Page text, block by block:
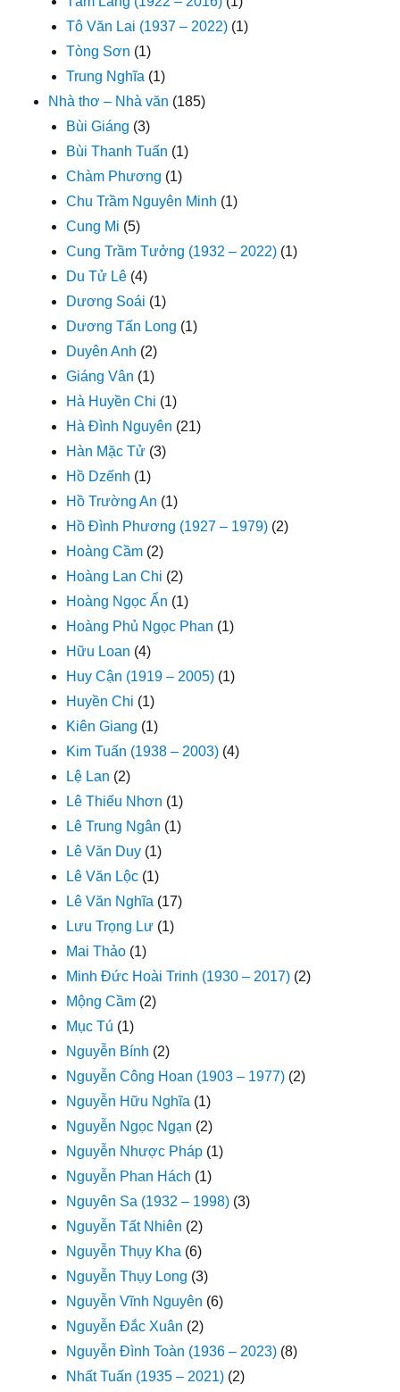
Tô Văn Lai (1937 – 2022) (1)
Tòng Sơn (1)
Trung Nghĩa (1)
Nhà thơ – Nhà văn (185)
Bùi Giáng (3)
Bùi Thanh Tuấn (1)
Chàm Phương (1)
Chu Trầm Nguyên Minh (1)
Cung Mi (5)
Cung Trầm Tưởng (1932 – 2022) (1)
Du Tử Lê (4)
Dương Soái (1)
Dương Tấn Long (1)
Duyên Anh (2)
Giáng Vân (1)
Hà Huyền Chi (1)
Hà Đình Nguyên (21)
Hàn Mặc Tử (3)
Hồ Dzếnh (1)
Hồ Trường An (1)
Hồ Đình Phương (1927 – 1979) (2)
Hoàng Cầm (2)
Hoàng Lan Chi (2)
Hoàng Ngọc Ẩn (1)
Hoàng Phủ Ngọc Phan (1)
Hữu Loan (4)
Huy Cận (1919 – 2005) (1)
Huyền Chi (1)
Kiên Giang (1)
Kim Tuấn (1938 – 2003) (4)
Lệ Lan (2)
Lê Thiếu Nhơn (1)
Lê Trung Ngân (1)
Lê Văn Duy (1)
Lê Văn Lộc (1)
Lê Văn Nghĩa (17)
Lưu Trọng Lư (1)
Mai Thảo (1)
Minh Đức Hoài Trinh (1930 – 2017) (2)
Mộng Cầm (2)
Mục Tú (1)
Nguyễn Bính (2)
Nguyễn Công Hoan (1903 – 1977) (2)
Nguyễn Hữu Nghĩa (1)
Nguyễn Ngọc Ngạn (2)
Nguyễn Nhược Pháp (1)
Nguyễn Phan Hách (1)
Nguyên Sa (1932 – 1998) (3)
Nguyễn Tất Nhiên (2)
Nguyễn Thụy Kha (6)
Nguyễn Thụy Long (3)
Nguyễn Vĩnh Nguyên (6)
Nguyễn Đắc Xuân (2)
Nguyễn Đình Toàn (1936 – 2023) (8)
Nhất Tuấn (1935 – 2021) (2)